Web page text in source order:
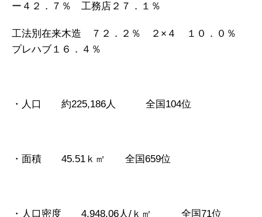
ー４２．７％ 工務店２７．１％
工法別在来木造 ７２．２％ ２×４ １０．０％
プレハブ１６．４％
・人口 約225,186人 全国104位
・面積 45.51ｋ㎡ 全国659位
・人口密度 4,948.06人/ｋ㎡ 全国71位